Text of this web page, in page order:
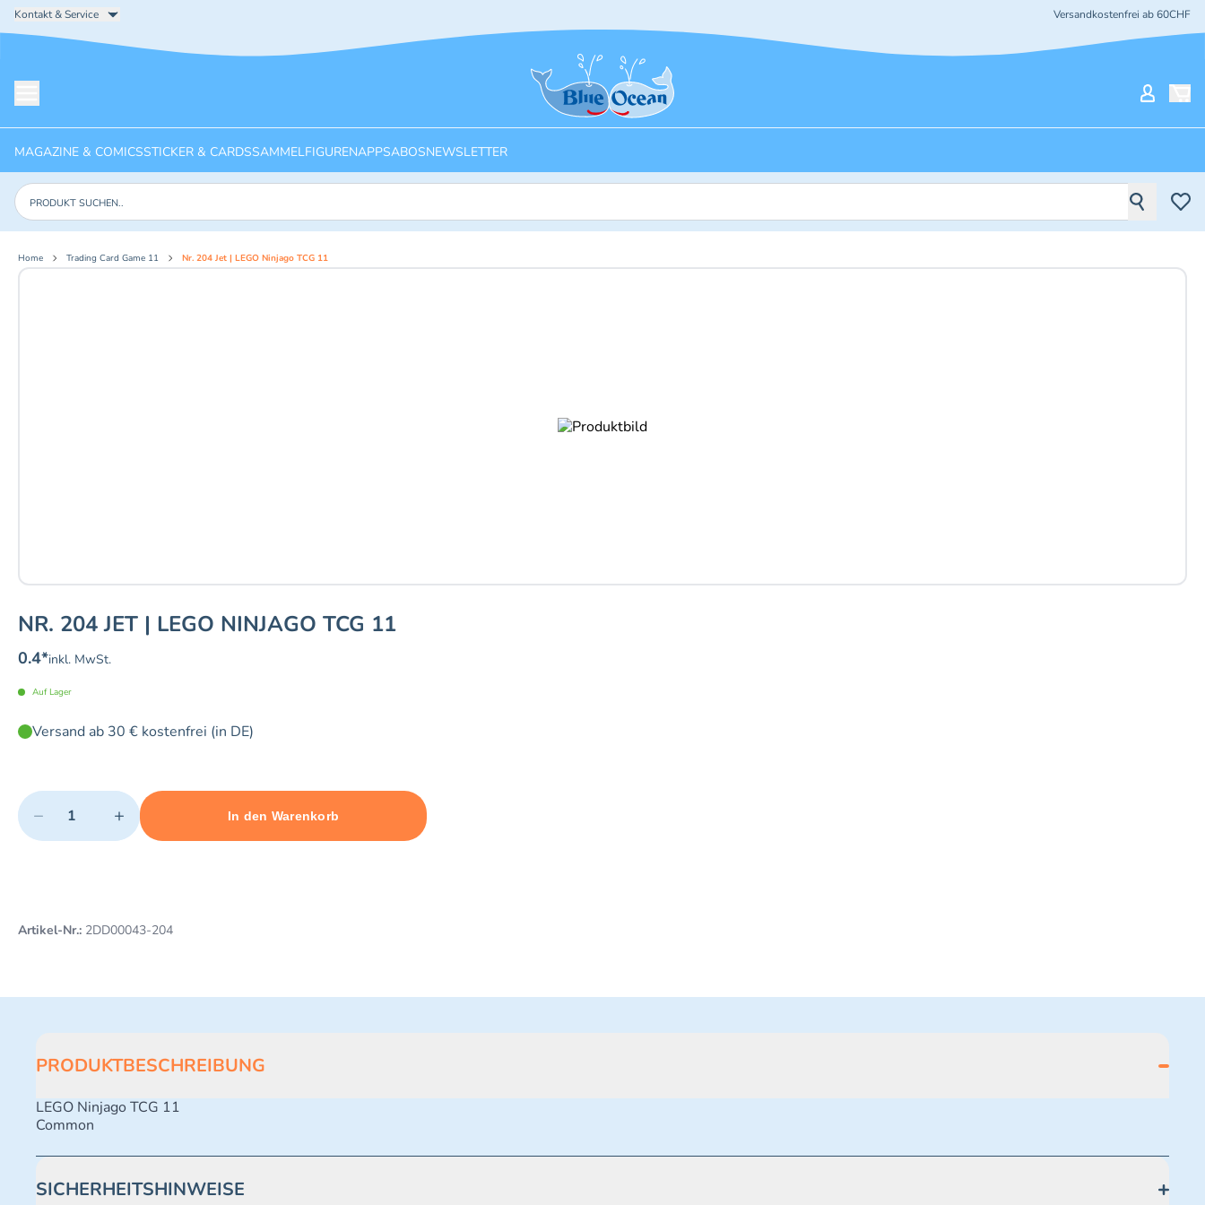
Kontakt & Service Versandkostenfrei ab 60CHF
Startseite
MAGAZINE & COMICSSTICKER & CARDSSAMMELFIGURENAPPSABOSNEWSLETTER
Produkte suchen
Home Trading Card Game 11 Nr. 204 Jet | LEGO Ninjago TCG 11
NR. 204 JET | LEGO NINJAGO TCG 11
0.4*inkl. MwSt.
Auf Lager
Versand ab 30 € kostenfrei (in DE)
Quantity
− +
Minimum quantity: 1 Maximum quantity: 496
In den Warenkorb
Add 1 item to cart
Artikel-Nr.: 2DD00043-204
PRODUKTBESCHREIBUNG
LEGO Ninjago TCG 11
Common
SICHERHEITSHINWEISE